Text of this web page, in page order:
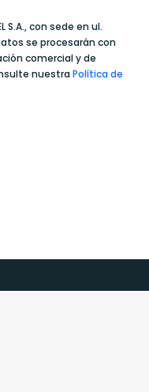
S.A., con sede en ul.
se procesarán con
comercial y de
nuestraPolítica de